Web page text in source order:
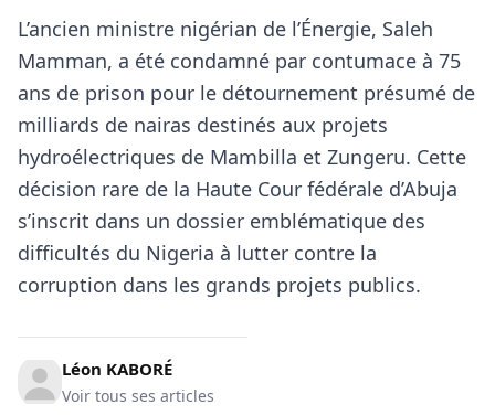
L’ancien ministre nigérian de l’Énergie, Saleh
Mamman, a été condamné par contumace à 75
ans de prison pour le détournement présumé de
milliards de nairas destinés aux projets
hydroélectriques de Mambilla et Zungeru. Cette
décision rare de la Haute Cour fédérale d’Abuja
s’inscrit dans un dossier emblématique des
difficultés du Nigeria à lutter contre la
corruption dans les grands projets publics.
Léon KABORÉ
Voir tous ses articles